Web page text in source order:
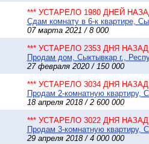
*** УСТАРЕЛО 1980 ДНЕЙ
Сдам комнату в 6-к квартире,
07 марта 2021 / 8 000
*** УСТАРЕЛО 2353 ДНЯ НАЗАД
Продам дом, Сыктывкар г.,
27 февраля 2020 / 150 000
*** УСТАРЕЛО 3034 ДНЯ НАЗАД
Продам 2-комнатную квартиру,
18 апреля 2018 / 2 600 000
*** УСТАРЕЛО 3022 ДНЯ НАЗАД
Продам 3-комнатную квартиру,
29 апреля 2018 / 4 000 000